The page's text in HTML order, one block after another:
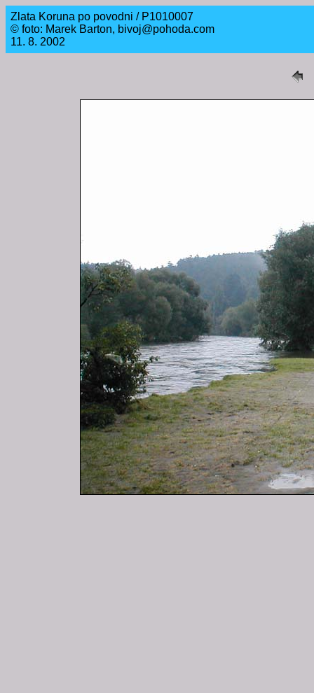
Zlata Koruna po povodni / P1010007
© foto: Marek Barton, bivoj@pohoda.com
11. 8. 2002